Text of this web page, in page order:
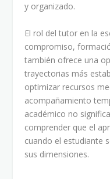
y organizado.
El rol del tutor en la
compromiso,
también ofrece una
trayectorias más
optimizar recursos
acompañamiento
académico no
comprender que el
cuando el estudiante
sus dimensiones.